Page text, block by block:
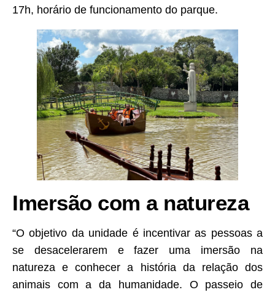
17h, horário de funcionamento do parque.
Imersão com a natureza
“O objetivo da unidade é incentivar as pessoas a
se desacelerarem e fazer uma imersão na
natureza e conhecer a história da relação dos
animais com a da humanidade. O passeio de